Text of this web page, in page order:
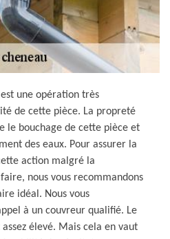
une opération très
de cette pièce. La propreté
le bouchage de cette pièce et
des eaux. Pour assurer la
action malgré la
nous vous recommandons
idéal. Nous vous
à un couvreur qualifié. Le
élevé. Mais cela en vaut